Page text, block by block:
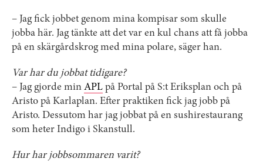
– Jag fick jobbet genom mina kompisar som skulle
jobba här. Jag tänkte att det var en kul chans att få jobba
på en skärgårdskrog med mina polare, säger han.
Var har du jobbat tidigare?
– Jag gjorde min APL på Portal på S:t Eriksplan och på
Aristo på Karlaplan. Efter praktiken fick jag jobb på
Aristo. Dessutom har jag jobbat på en sushirestaurang
som heter Indigo i Skanstull.
Hur har jobbsommaren varit?